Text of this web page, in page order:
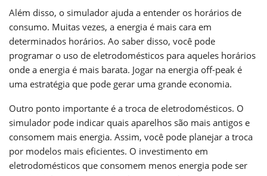
Além disso, o simulador ajuda a entender os horários de
consumo. Muitas vezes, a energia é mais cara em
determinados horários. Ao saber disso, você pode
programar o uso de eletrodomésticos para aqueles horários
onde a energia é mais barata. Jogar na energia off-peak é
uma estratégia que pode gerar uma grande economia.
Outro ponto importante é a troca de eletrodomésticos. O
simulador pode indicar quais aparelhos são mais antigos e
consomem mais energia. Assim, você pode planejar a troca
por modelos mais eficientes. O investimento em
eletrodomésticos que consomem menos energia pode ser